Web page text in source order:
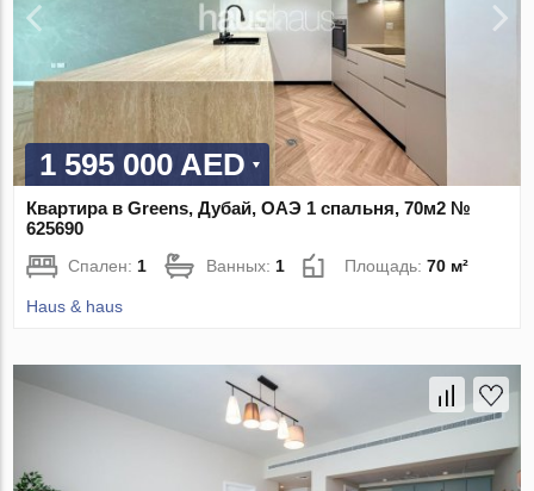
1 595 000 AED
Квартира в Greens, Дубай, ОАЭ 1 спальня, 70м2 №
625690
Спален: 1 Ванных: 1 Площадь:70 м²
Haus & haus